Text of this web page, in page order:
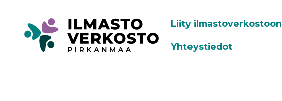
Liity ilmastoverkostoon
Yhteystiedot